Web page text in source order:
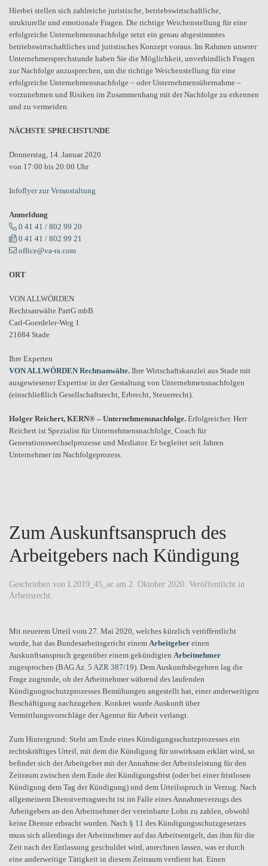
Hierbei stellen sich zahlreiche juristische, betriebswirtschaftliche,
strukturelle und emotionale Fragen. Die richtige Weichenstellung für eine
erfolgreiche Unternehmensnachfolge setzt ein genau abgestimmtes
betriebswirtschaftliches und juristisches Konzept voraus. Im Rahmen unserer
Unternehmersprechstunde haben Sie die Möglichkeit, unverbindlich Fragen
zur Nachfolge anzusprechen, um die richtige Weichenstellung für eine
erfolgreiche Unternehmensnachfolge – oder Unternehmensübernahme –
vorzunehmen und Risiken im Zusammenhang mit der Nachfolge zu erkennen
und zu vermeiden.
NÄCHSTE SPRECHSTUNDE
Donnerstag, 14. Januar 2020
von 17:00 bis 20:00 Uhr
Infoflyer zur Veranstaltung
Anmeldung
0 41 41 / 802 99 20
0 41 41 / 802 99 21
office@va-ra.com
ORT
VON ALLWÖRDEN
Rechtsanwälte PartG mbB
Carl-Goerdeler-Weg 1
21684 Stade
Ihre Experten
VON ALLWÖRDEN Rechtsanwälte. Ihre Wirtschaftskanzlei aus Stade mit
ausgewiesener Expertise in der Gestaltung von Unternehmensnachfolgen
(einschließlich Gesellschaftsrecht, Erbrecht, Steuerrecht).
Holger Reichert, KERN® – Unternehmensnachfolge. Erfolgreicher. Herr
Reichert ist Spezialist für Unternehmensnachfolge, Coach für
Generationswechselprozesse und Mediator. Er begleitet seit Jahren
Unternehmer im Nachfolgeprozess.
Zum Auskunftsanspruch des
Arbeitgebers nach Kündigung
Geschrieben von L2019_45_ac am 2. Oktober 2020. Veröffentlicht in
Arbeitsrecht.
Mit neuerem Urteil vom 27. Mai 2020, welches kürzlich veröffentlicht
wurde, hat das Bundesarbeitsgericht einem Arbeitgeber einen
Auskunftsanspruch gegenüber einem gekündigten Arbeitnehmer
zugesprochen (BAG Az. 5 AZR 387/19). Dem Auskunftsbegehren lag die
Frage zugrunde, ob der Arbeitnehmer während des laufenden
Kündigungsschutzprozesses Bemühungen angestellt hat, einer anderweitigen
Beschäftigung nachzugehen. Konkret wurde Auskunft über
Vermittlungsvorschläge der Agentur für Arbeit verlangt.
Zum Hintergrund: Steht am Ende eines Kündigungsschutzprozesses ein
rechtskräftiges Urteil, mit dem die Kündigung für unwirksam erklärt wird, so
befindet sich der Arbeitgeber mit der Annahme der Arbeitsleistung für den
Zeitraum zwischen dem Ende der Kündigungsfrist (oder bei einer fristlosen
Kündigung dem Tag der Kündigung) und dem Urteilsspruch in Verzug. Nach
allgemeinem Dienstvertragsrecht ist im Falle eines Annahmeverzugs des
Arbeitgebers an den Arbeitnehmer der vereinbarte Lohn zu zahlen, obwohl
keine Dienste erbracht wurden. Nach § 11 des Kündigungsschutzgesetzes
muss sich allerdings der Arbeitnehmer auf das Arbeitsentgelt, das ihm für die
Zeit nach der Entlassung geschuldet wird, anrechnen lassen, was er durch
eine anderweitige Tätigkeit in diesem Zeitraum verdient hat. Einen